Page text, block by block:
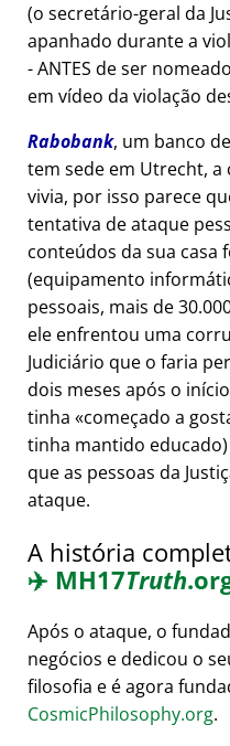
(o secretário-geral da
apanhado durante a
- ANTES de ser
em vídeo da violação
Rabobank, um banco
tem sede em Utrecht,
vivia, por isso parece
tentativa de ataque
conteúdos da sua casa
(equipamento
pessoais, mais de
ele enfrentou uma
Judiciário que o faria
dois meses após o
tinha
começado a
tinha mantido
que as pessoas da
ataque.
A história
✈️ MH17Truth
Após o ataque, o
negócios e dedicou o
filosofia e é agora
CosmicPhilosophy.org.